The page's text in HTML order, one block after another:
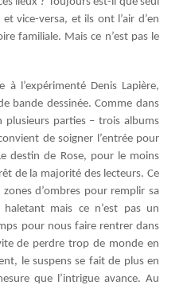
vice-versa, et ils ont l’air d’en
familiale. Mais ce n’est pas le
à l’expérimenté Denis Lapière,
bande dessinée. Comme dans
plusieurs parties – trois albums
de soigner l’entrée pour
destin de Rose, pour le moins
de la majorité des lecteurs. Ce
d’ombres pour remplir sa
mais ce n’est pas un
pour nous faire rentrer dans
de perdre trop de monde en
le suspens se fait de plus en
que l’intrigue avance. Au